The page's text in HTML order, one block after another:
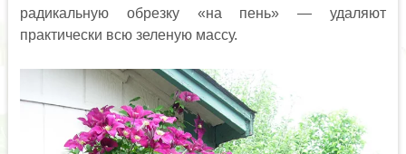
радикальную обрезку «на пень» — удаляют
практически всю зеленую массу.